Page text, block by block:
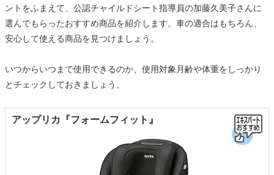
ントをふまえて、公認チャイルドシート指導員の加藤久美子さんに
選んでもらったおすすめ商品を紹介します。車の適合はもちろん、
安心して使える商品を見つけましょう。
いつからいつまで使用できるのか、使用対象月齢や体重をしっかり
とチェックしておきましょう。
アップリカ『フォームフィット』